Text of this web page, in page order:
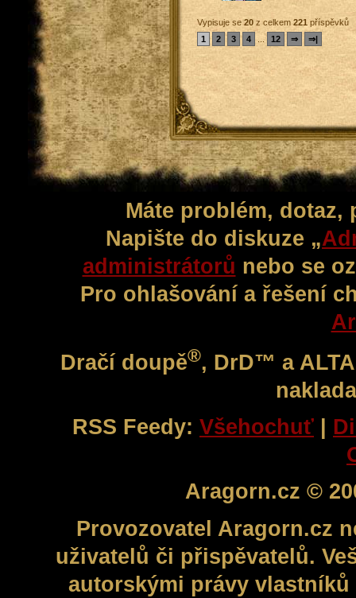
Vypisuje se 20z celkem 221 příspěvků
1
2 3 4 ... 12 ⇒ ⇒|
Máte problém,
Napište do diskuze „
administrátorů nebo se
Pro ohlašování a řešení
Dračí doupě®, DrD™ a
RSS Feedy: Všehochuť |
Aragorn.cz ©
Provozovatel Aragorn.cz
uživatelů či přispěvatelů.
autorskými právy